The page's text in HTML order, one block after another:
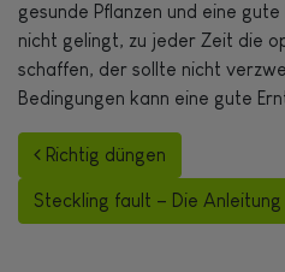
gesunde Pflanzen und eine
nicht gelingt, zu jeder Zeit die
schaffen, der sollte nicht
Bedingungen kann eine gute
Beitrags-Navigation
Richtig düngen
Steckling fault – Die